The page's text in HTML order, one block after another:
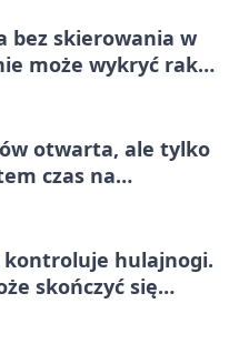
bez skierowania w
może wykryć raka,
otwarta, ale tylko
czas na
kontroluje hulajnogi.
skończyć się